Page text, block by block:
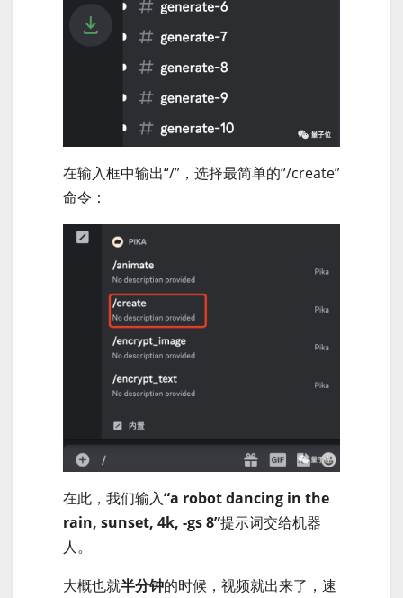
在输入框中输出“/”，选择最简单的“/create”
命令：
在此，我们输入“a robot dancing in the
rain, sunset, 4k, -gs 8”提示词交给机器
人。
大概也就半分钟的时候，视频就出来了，速